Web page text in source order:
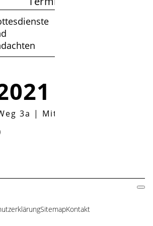
3a | Mittwoch, 22.12.2021,
SitemapKontakt